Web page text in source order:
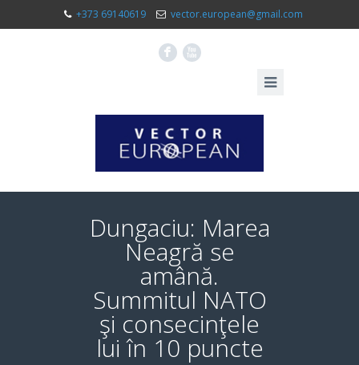
+373 69140619 vector.european@gmail.com
F X
Dungaciu: Marea
Neagră se
amână.
Summitul NATO
şi consecinţele
lui în 10 puncte